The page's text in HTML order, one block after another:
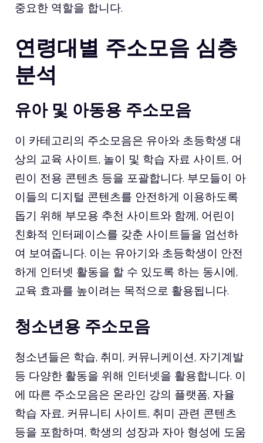
중요한 역할을 합니다.
연령대별 주소모음 심층
분석
유아 및 아동용 주소모음
이 카테고리의 주소모음은 유아와 초등학생 대
상의 교육 사이트, 놀이 및 학습 자료 사이트, 어
린이 전용 콘텐츠 등을 포괄합니다. 부모들이 아
이들의 디지털 콘텐츠를 안전하게 이용하도록
돕기 위해 부모용 추천 사이트와 함께, 어린이
친화적 인터페이스를 갖춘 사이트들을 엄선하
여 보여줍니다. 이는 유아기와 초등학생이 안전
하게 인터넷 활동을 할 수 있도록 하는 동시에,
교육 효과를 높이려는 목적으로 활용됩니다.
청소년용 주소모음
청소년들은 학습, 취미, 커뮤니케이션, 자기계발
등 다양한 활동을 위해 인터넷을 활용합니다. 이
에 따른 주소모음은 온라인 강의 플랫폼, 자율
학습 자료, 커뮤니티 사이트, 취미 관련 콘텐츠
등을 포함하며, 학생의 성장과 자아 형성에 도움